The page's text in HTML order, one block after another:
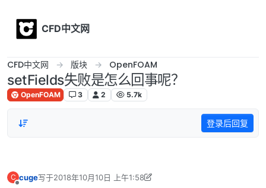
CFD中文网
CFD中文网 版块 OpenFOAM
setFields失败是怎么回事呢？
OpenFOAM 3 2 5.7k
登录后回复
C cuge写于2018年10月10日 上午1:58
最后由 李东岳 编辑2018年10月10日 上午10:14